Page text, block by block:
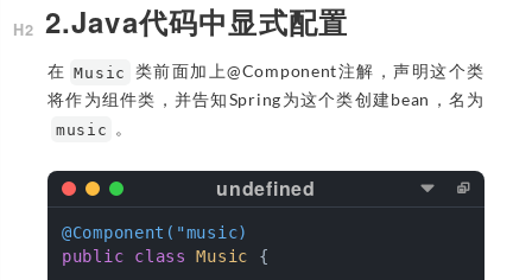
2.Java代码中显式配置
在 Music
类前面加上@Component注解，声明这个类
将作为组件类，并告知Spring为这个类创建bean，名为
music 。
@Component("music)
public
class Music
{